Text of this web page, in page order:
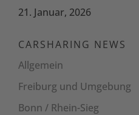
21. Januar, 2026
CARSHARING NEWS
Allgemein
Freiburg und Umgebung
Bonn / Rhein-Sieg